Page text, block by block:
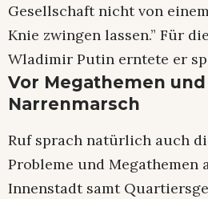
Gesellschaft nicht von
Knie zwingen lassen.” Für
Wladimir Putin erntete er
Vor Megathemen
Narrenmarsch
Ruf sprach natürlich auch
Probleme und Megathemen
Innenstadt samt